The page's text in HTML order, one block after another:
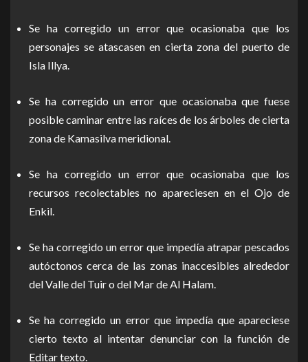
Se ha corregido un error que ocasionaba que los
personajes se atascasen en cierta zona del puerto de
Isla Illya.
Se ha corregido un error que ocasionaba que fuese
posible caminar entre las raíces de los árboles de cierta
zona de Kamasilva meridional.
Se ha corregido un error que ocasionaba que los
recursos recolectables no apareciesen en el Ojo de
Enkil.
Se ha corregido un error que impedía atrapar pescados
autóctonos cerca de las zonas inaccesibles alrededor
del Valle del Tuir o del Mar de Al Halam.
Se ha corregido un error que impedía que apareciese
cierto texto al intentar denunciar con la función de
Editar texto.